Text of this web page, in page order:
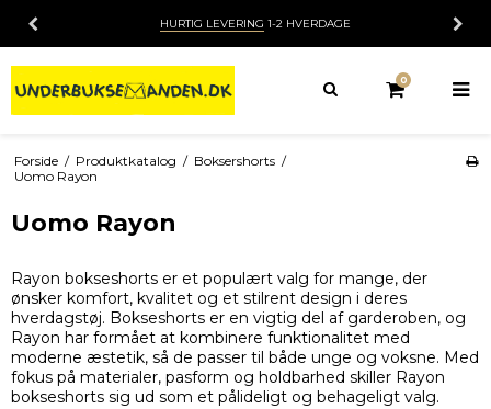
HURTIG LEVERING 1-2 HVERDAGE
0
Forside / Produktkatalog / Boksershorts /
Uomo Rayon
Uomo Rayon
Rayon bokseshorts er et populært valg for mange, der
ønsker komfort, kvalitet og et stilrent design i deres
hverdagstøj. Bokseshorts er en vigtig del af garderoben, og
Rayon har formået at kombinere funktionalitet med
moderne æstetik, så de passer til både unge og voksne. Med
fokus på materialer, pasform og holdbarhed skiller Rayon
bokseshorts sig ud som et pålideligt og behageligt valg.